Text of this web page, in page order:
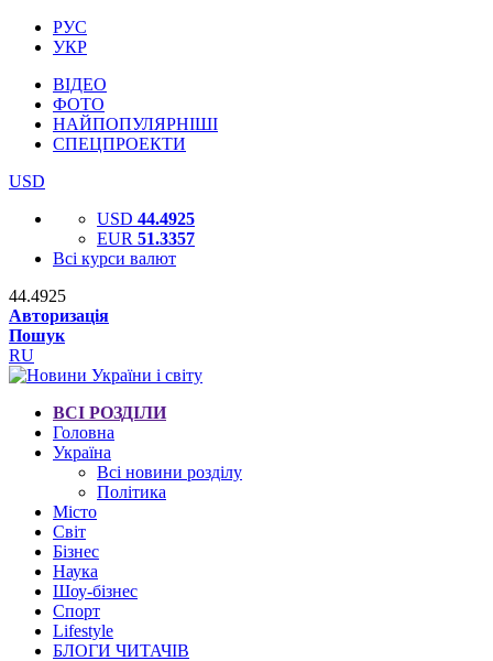
РУС
УКР
ВІДЕО
ФОТО
НАЙПОПУЛЯРНІШІ
СПЕЦПРОЕКТИ
USD
USD 44.4925
EUR 51.3357
Всі курси валют
44.4925
Авторизація
Пошук
RU
ВСІ РОЗДІЛИ
Головна
Україна
Всі новини розділу
Політика
Місто
Світ
Бізнес
Наука
Шоу-бізнес
Спорт
Lifestyle
БЛОГИ ЧИТАЧІВ